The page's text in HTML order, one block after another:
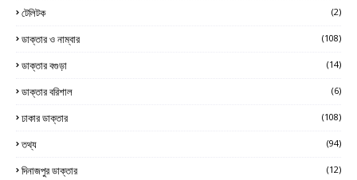
টেলিটক (2)
ডাক্তার ও নাম্বার (108)
ডাক্তার বগুড়া (14)
ডাক্তার বরিশাল (6)
ঢাকার ডাক্তার (108)
তথ্য (94)
দিনাজপুর ডাক্তার (12)